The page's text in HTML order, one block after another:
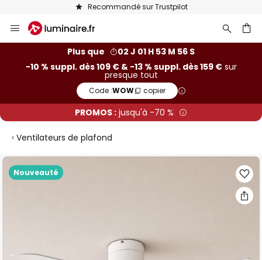
Recommandé sur Trustpilot
Allez
au
Plus que
02 J 01 H 53 M 56 S
-10 % suppl. dès 109 € & -13 % suppl. dès 159 €sur
presque tout
Code :WOW copier
PROMOS : jusqu'à -70 %
Ventilateurs de plafond
Nouveauté
Skip
to
images